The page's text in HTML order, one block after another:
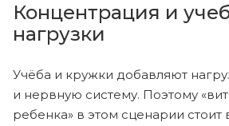
Концентрация и
нагрузки
Учёба и кружки добавляют
и нервную систему. Поэтому
ребенка» в этом сценарии